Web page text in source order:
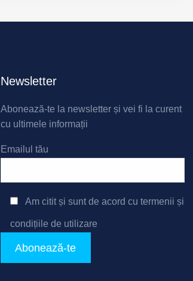
Newsletter
Abonează-te la newsletter și vei fi la curent
cu ultimele informații
Emailul tău
Am citit și sunt de acord cu termenii și
condițiile de utilizare